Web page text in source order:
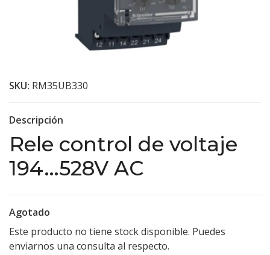
SKU: RM35UB330
Descripción
Rele control de voltaje
194…528V AC
Agotado
Este producto no tiene stock disponible. Puedes
enviarnos una consulta al respecto.